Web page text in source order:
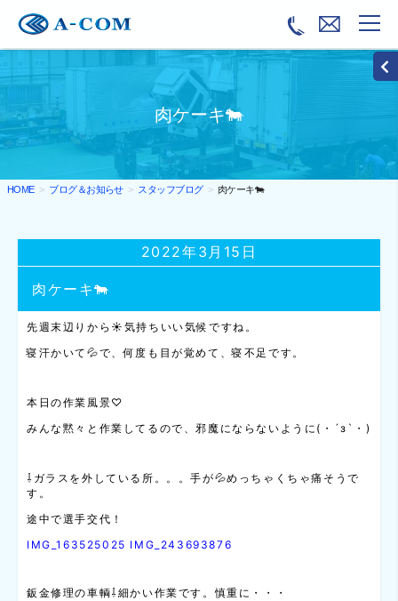
肉ケーキ🐄
HOME ブログ＆お知らせ スタッフブログ 肉ケーキ🐄
肉ケーキ🐄
2022年3月15日
先週末辺りから☀気持ちいい気候ですね。
寝汗かいて💦で、何度も目が覚めて、寝不足です。
本日の作業風景♡
みんな黙々と作業してるので、邪魔にならないように(・´з`・)
⇩ガラスを外している所。。。手が💦めっちゃくちゃ痛そうで
す。
途中で選手交代！
IMG_163525025 IMG_243693876
鈑金修理の車輌⇩細かい作業です。慎重に・・・